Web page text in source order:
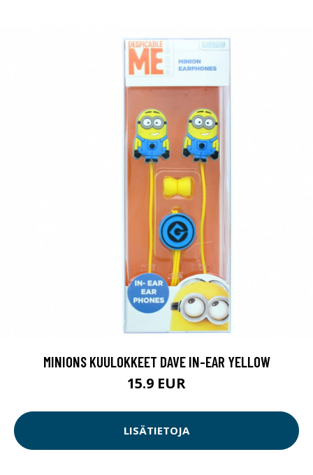
MINIONS KUULOKKEET DAVE IN-EAR YELLOW
15.9 EUR
LISÄTIETOJA